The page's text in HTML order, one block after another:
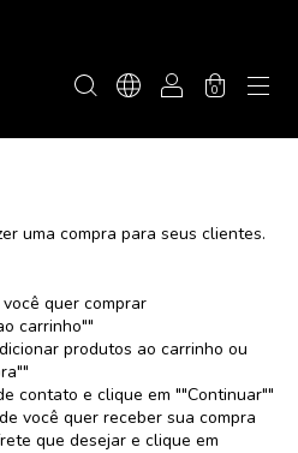
0
uma compra para seus clientes.
quer comprar
carrinho""
produtos ao carrinho ou
contato e clique em ""Continuar""
você quer receber sua compra
que desejar e clique em